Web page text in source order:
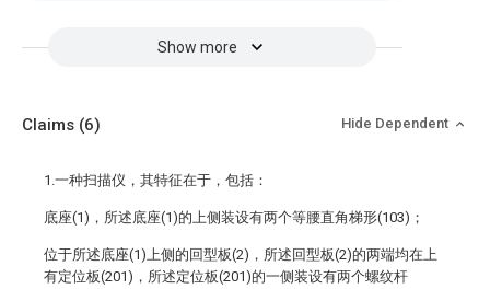
Show more
Claims (6) Hide Dependent
1.一种扫描仪，其特征在于，包括：
底座(1)，所述底座(1)的上侧装设有两个等腰直角梯形(103)；
位于所述底座(1)上侧的回型板(2)，所述回型板(2)的两端均在上
有定位板(201)，所述定位板(201)的一侧装设有两个螺纹杆